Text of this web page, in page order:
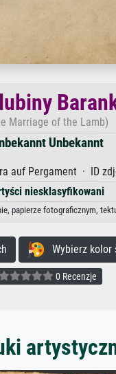
Marriage of the Lamb)
Unbekannt
auf Pergament · ID
niesklasyfikowani
papierze fotograficznym,
Wybierz kolor
0 Recenzje